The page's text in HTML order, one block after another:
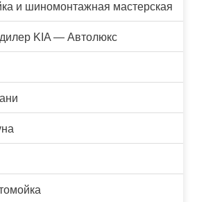
и шиномонтажная мастерская
KIA — Автолюкс